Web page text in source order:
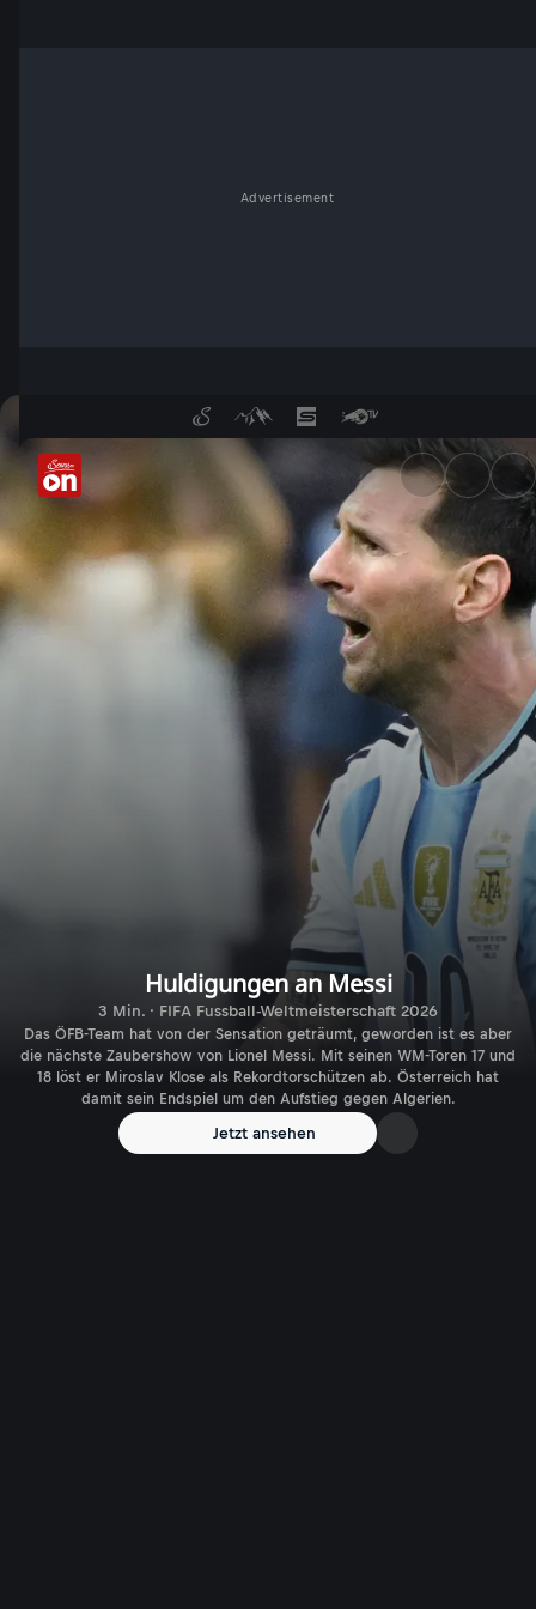
Advertisement
Österreich zwiegespalten:
Huldigungen an Messi
3 Min. · FIFA Fussball-Weltmeisterschaft 2026
Das ÖFB-Team hat von der Sensation geträumt, geworden ist es aber
die nächste Zaubershow von Lionel Messi. Mit seinen WM-Toren 17 und
18 löst er Miroslav Klose als Rekordtorschützen ab. Österreich hat
damit sein Endspiel um den Aufstieg gegen Algerien.
Jetzt ansehen